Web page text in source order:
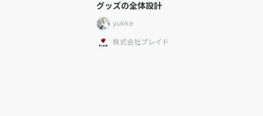
グッズの全体設計
yukke
株式会社プレイド